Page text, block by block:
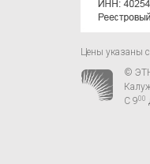
Цены указаны
©
С 900